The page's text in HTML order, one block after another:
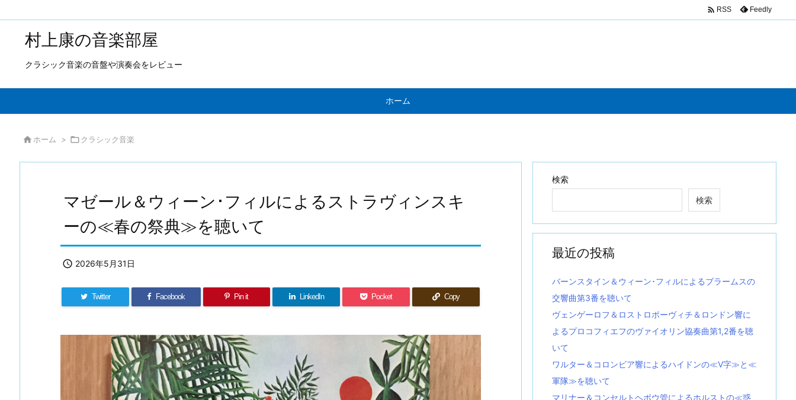
村上康の音楽部屋
クラシック音楽の音盤や演奏会をレビュー
ホーム
 RSS Feedly
 ホーム > クラシック音楽
マゼール＆ウィーン･フィルによるストラヴィンスキ
ーの≪春の祭典≫を聴いて
 2026年5月31日
Twitter Facebook Pin it LinkedIn Pocket Copy
検索
検索
最近の投稿
バーンスタイン＆ウィーン･フィルによるブラームスの
交響曲第3番を聴いて
ヴェンゲーロフ＆ロストロポーヴィチ＆ロンドン響に
よるプロコフィエフのヴァイオリン協奏曲第1,2番を聴
いて
ワルター＆コロンビア響によるハイドンの≪V字≫と≪
軍隊≫を聴いて
マリナー＆コンセルトヘボウ管によるホルストの≪惑